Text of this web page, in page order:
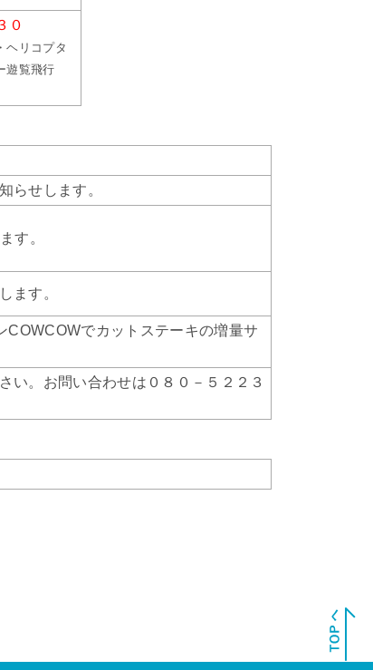
０
・ヘリコプタ
遊覧飛行
らせします。
す。
ます。
COWCOWでカットステーキの増量サ
い。お問い合わせは０８０－５２２３